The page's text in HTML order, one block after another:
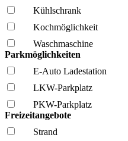
Kühl­schrank
Kochmöglich­keit
Wasch­maschine
Parkmöglichkeiten
E-Auto Ladestation
LKW-Parkplatz
PKW-Parkplatz
Freizeitangebote
Strand